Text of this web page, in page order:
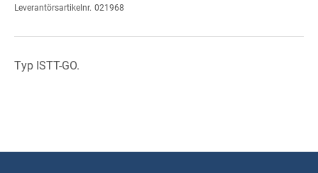
Leverantörsartikelnr. 021968
Typ ISTT-GO.